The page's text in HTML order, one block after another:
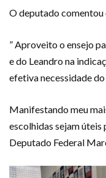
O deputado comentou
” Aproveito o ensejo
e do Leandro na
efetiva necessidade
Manifestando meu
escolhidas sejam úteis
Deputado Federal